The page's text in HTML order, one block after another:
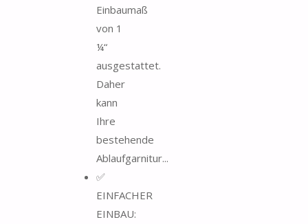
Einbaumaß
von 1
¼“
ausgestattet.
Daher
kann
Ihre
bestehende
Ablaufgarnitur...
✅
EINFACHER
EINBAU: